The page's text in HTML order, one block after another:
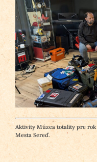
Aktivity Múzea totality pre
Mesta Sereď.